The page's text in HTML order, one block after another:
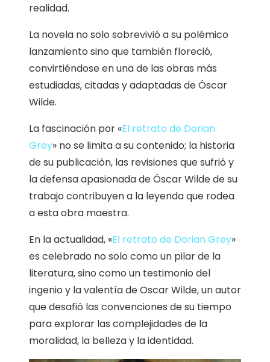
realidad.
La novela no solo sobrevivió a su polémico
lanzamiento sino que también floreció,
convirtiéndose en una de las obras más
estudiadas, citadas y adaptadas de Óscar
Wilde.
La fascinación por «El retrato de Dorian
Grey» no se limita a su contenido; la historia
de su publicación, las revisiones que sufrió y
la defensa apasionada de Óscar Wilde de su
trabajo contribuyen a la leyenda que rodea
a esta obra maestra.
En la actualidad, «El retrato de Dorian Grey»
es celebrado no solo como un pilar de la
literatura, sino como un testimonio del
ingenio y la valentía de Oscar Wilde, un autor
que desafió las convenciones de su tiempo
para explorar las complejidades de la
moralidad, la belleza y la identidad.